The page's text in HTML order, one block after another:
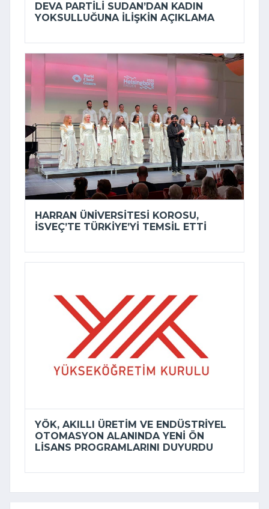
DEVA PARTILI SUDAN’DAN KADIN
YOKSULLUĞUNA ILIŞKIN AÇIKLAMA
HARRAN ÜNIVERSITESI KOROSU,
İSVEÇ’TE TÜRKIYE’YI TEMSIL ETTI
YÖK, AKILLI ÜRETIM VE ENDÜSTRIYEL
OTOMASYON ALANINDA YENI ÖN
LISANS PROGRAMLARINI DUYURDU